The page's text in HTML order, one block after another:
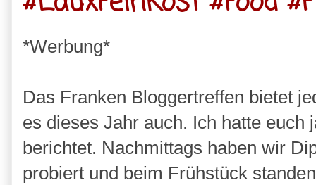
*Werbung*
Das Franken Bloggertreffen bietet
es dieses Jahr auch. Ich hatte euch
berichtet. Nachmittags haben wir
probiert und beim Frühstück